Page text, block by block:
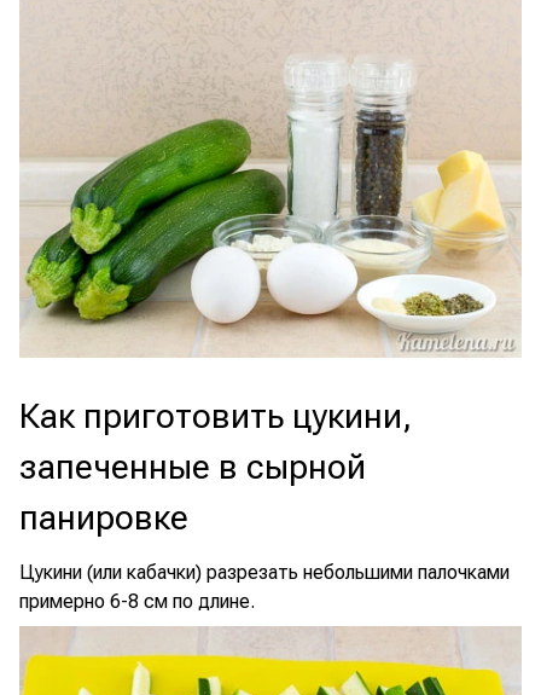
Как приготовить цукини,
запеченные в сырной
панировке
Цукини (или кабачки) разрезать небольшими палочками
примерно 6-8 см по длине.